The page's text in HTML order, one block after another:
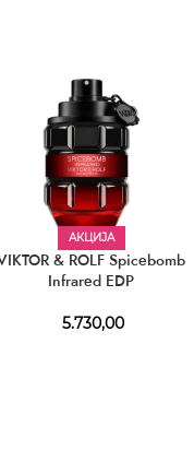
АКЦИЈА
& ROLF Spicebomb
Infrared EDP
5.730,00